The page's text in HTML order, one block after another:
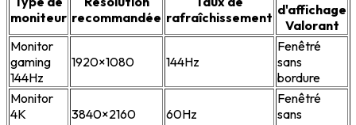
moniteur recommandée rafraîchissement d'affichage
Valorant
Monitor
gaming
144Hz
1920×1080 144Hz
Fenêtré
sans
bordure
Monitor
4K
3840×2160 60Hz
Fenêtré
sans